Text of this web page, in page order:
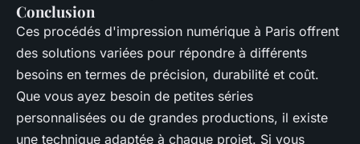
Conclusion
Ces procédés d'impression numérique à Paris offrent
des solutions variées pour répondre à différents
besoins en termes de précision, durabilité et coût.
Que vous ayez besoin de petites séries
personnalisées ou de grandes productions, il existe
une technique adaptée à chaque projet. Si vous